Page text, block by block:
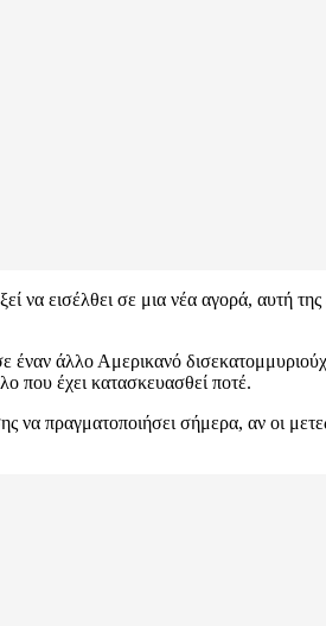
να εισέλθει σε μια νέα αγορά, αυτή
έναν άλλο Αμερικανό
που έχει κατασκευασθεί ποτέ.
να πραγματοποιήσει σήμερα, αν οι